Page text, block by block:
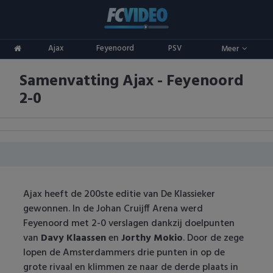
Ajax Feyenoord PSV Meer
ADO Den Haag
Ajax
FC Twente
FC Utrecht
Feyenoord
Competities
Eredivisie
Vrouwenvoetbal
Champions League
Europa League
Oranje
Samenvatting Ajax - Feyenoord
2-0
Ajax heeft de 200ste editie van De Klassieker
gewonnen. In de Johan Cruijff Arena werd
Feyenoord met 2-0 verslagen dankzij doelpunten
van Davy KlaassenenJorthy Mokio. Door de zege
lopen de Amsterdammers drie punten in op de
grote rivaal en klimmen ze naar de derde plaats in